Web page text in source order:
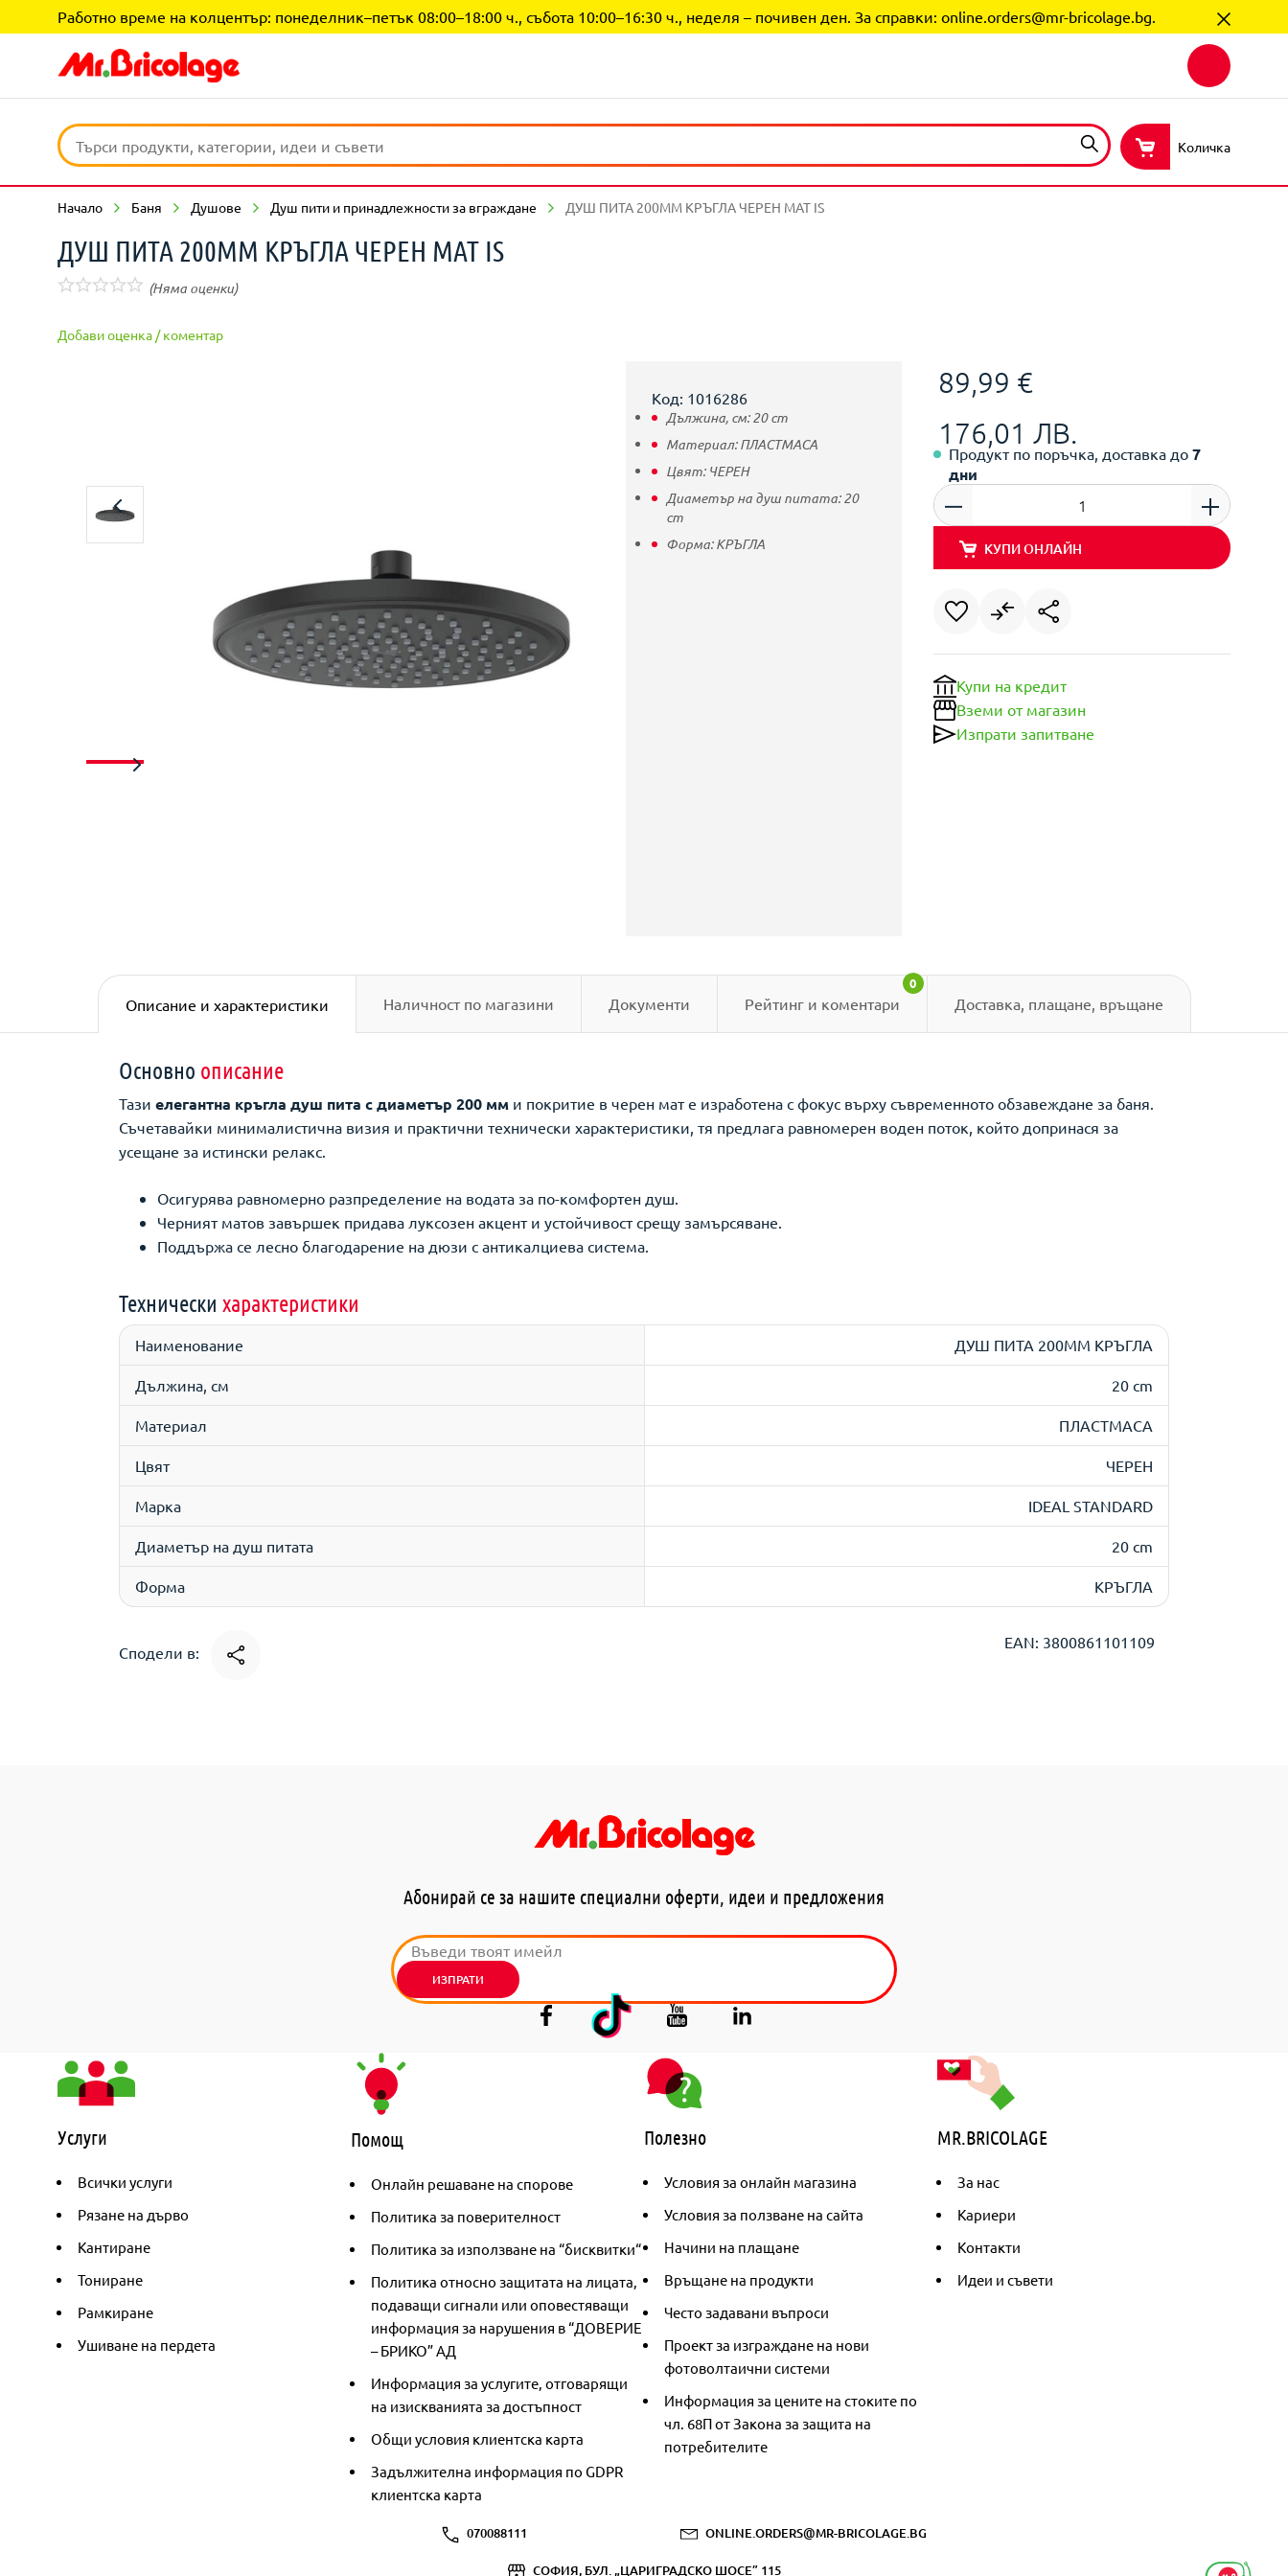
Работно време на колцентър: понеделник–петък 08:00–18:00 ч., събота 10:00–16:30 ч., неделя – почивен ден. За справки: online.orders@mr-bricolage.bg.
Количка
Начало Баня Душове Душ пити и принадлежности за вграждане ДУШ ПИТА 200ММ КРЪГЛА ЧЕРЕН МАТ IS
ДУШ ПИТА 200ММ КРЪГЛА ЧЕРЕН МАТ IS
(Няма оценки)
Добави оценка / коментар
89,99 €
176,01 ЛВ.
Продукт по поръчка, доставка до 7
дни
КУПИ ОНЛАЙН
Купи на кредит
Вземи от магазин
Изпрати запитване
Код: 1016286
Дължина, см:20cm
Материал:ПЛАСТМАСА
Цвят: ЧЕРЕН
Диаметър на душ питата:20
cm
Форма:КРЪГЛА
Описание и характеристики Наличност по магазини Документи Рейтинг и коментари
0
Доставка, плащане, връщане
Основно описание
Тази елегантна кръгла душ пита с диаметър 200 мм и покритие в черен мат е изработена с фокус върху съвременното обзавеждане за баня.
Съчетавайки минималистична визия и практични технически характеристики, тя предлага равномерен воден поток, който допринася за
усещане за истински релакс.
Осигурява равномерно разпределение на водата за по-комфортен душ.
Черният матов завършек придава луксозен акцент и устойчивост срещу замърсяване.
Поддържа се лесно благодарение на дюзи с антикалциева система.
Технически характеристики
Наименование ДУШ ПИТА 200ММ КРЪГЛА
Дължина, см 20 cm
Материал ПЛАСТМАСА
Цвят ЧЕРЕН
Марка IDEAL STANDARD
Диаметър на душ питата 20 cm
Форма КРЪГЛА
Сподели в:
EAN: 3800861101109
Абонирай се за нашите специални оферти, идеи и предложения
ИЗПРАТИ
Услуги
Всички услуги
Рязане на дърво
Кантиране
Тониране
Рамкиране
Ушиване на пердета
Помощ
Онлайн решаване на спорове
Политика за поверителност
Политика за използване на “бисквитки“
Политика относно защитата на лицата,
подаващи сигнали или оповестяващи
информация за нарушения в “ДОВЕРИЕ
– БРИКО” АД
Информация за услугите, отговарящи
на изискванията за достъпност
Общи условия клиентска карта
Задължителна информация по GDPR
клиентска карта
Полезно
Условия за онлайн магазина
Условия за ползване на сайта
Начини на плащане
Връщане на продукти
Често задавани въпроси
Проект за изграждане на нови
фотоволтаични системи
Информация за цените на стоките по
чл. 68П от Закона за защита на
потребителите
MR.BRICOLAGE
За нас
Кариери
Контакти
Идеи и съвети
070088111 ONLINE.ORDERS@MR-BRICOLAGE.BG
СОФИЯ, БУЛ. „ЦАРИГРАДСКО ШОСЕ” 115